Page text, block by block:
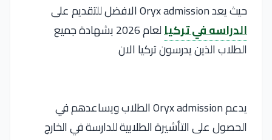
حيث يعد Oryx admission الافضل للتقديم على
الدراسه في تركيا
لعام 2026 بشهادة جميع
الطلاب الذين يدرسون تركيا الان
يدعم Oryx admission الطلاب ويساعدهم في
الحصول على التأشيرة الطلابية للدارسة في الخارج